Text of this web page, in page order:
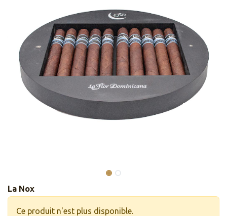
La Nox
Ce produit n'est plus disponible.